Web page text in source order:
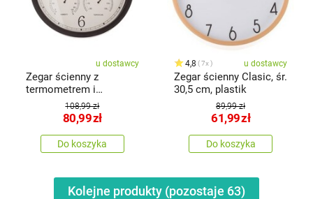
u dostawcy
Zegar ścienny z
termometrem i
higrometrem 35 cm
108,99 zł
80,99zł
Do koszyka
4,8 7x u dostawcy
Zegar ścienny Clasic, śr.
30,5 cm, plastik
89,99 zł
61,99zł
Do koszyka
Kolejne produkty (pozostaje 63)